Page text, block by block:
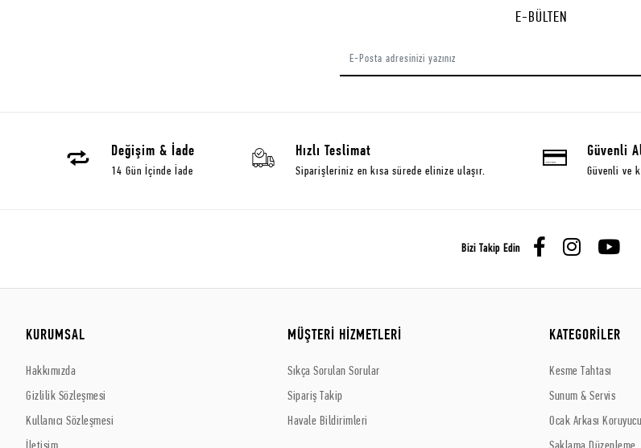
E-BÜLTEN
Değişim & İade
14 Gün İçinde İade
Hızlı Teslimat
Siparişleriniz en kısa sürede elinize ulaşır.
Güvenli
Güvenli ve
Bizi Takip Edin
KURUMSAL
Hakkımızda
Gizlilik Sözleşmesi
Kullanıcı Sözleşmesi
MÜŞTERİ HİZMETLERİ
Sıkça Sorulan Sorular
Sipariş Takip
Havale Bildirimleri
KATEGORİLER
Kesme Tahtası
Sunum & Servis
Ocak Arkası Koruyucu